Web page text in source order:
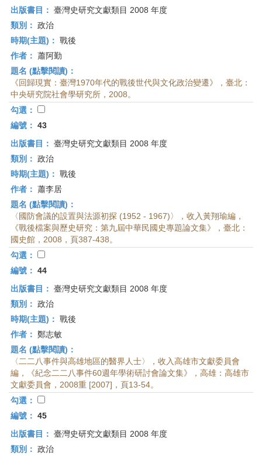
出版書目： 臺灣史研究文獻類目 2008 年度
類別： 政治
時期(主題)： 戰後
作者： 蕭阿勤
題名 (點擊閱讀)：
《回歸現實：臺灣1970年代的戰後世代與文化政治變遷》，臺北：
中央研究院社會學研究所，2008。
勾選：
編號： 43
出版書目： 臺灣史研究文獻類目 2008 年度
類別： 政治
時期(主題)： 戰後
作者： 蕭李居
題名 (點擊閱讀)：
〈國防會議的設置與法源初探 (1952 - 1967)〉，收入黃翔瑜編，
《戰後檔案與歷史研究：第九屆中華民國史專題論文集》，臺北：
國史館，2008，頁387-438。
勾選：
編號： 44
出版書目： 臺灣史研究文獻類目 2008 年度
類別： 政治
時期(主題)： 戰後
作者： 鄭志敏
題名 (點擊閱讀)：
〈二二八事件與高雄地區的醫界人士〉，收入高雄市文獻委員會
編，《紀念二二八事件60週年學術研討會論文集》，高雄：高雄市
文獻委員會，2008重 [2007]，頁13-54。
勾選：
編號： 45
出版書目： 臺灣史研究文獻類目 2008 年度
類別： 政治